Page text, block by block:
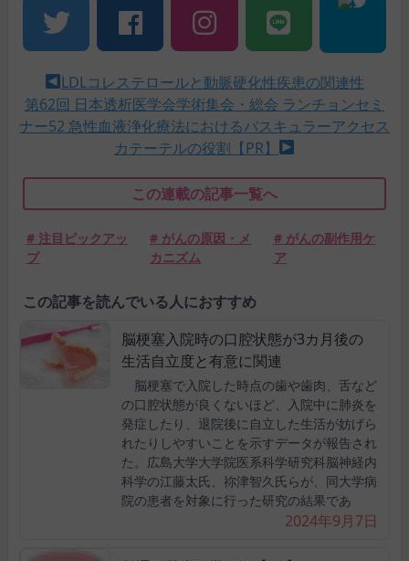
LDLコレステロールと動脈硬化性疾患の関連性
第62回 日本透析医学会学術集会・総会 ランチョンセミ
ナー52 急性血液浄化療法におけるバスキュラーアクセス
カテーテルの役割【PR】
この連載の記事一覧へ
# 注目ピックアッ
プ
# がんの原因・メ
カニズム
# がんの副作用ケ
ア
この記事を読んでいる人におすすめ
脳梗塞入院時の口腔状態が3カ月後の
生活自立度と有意に関連
脳梗塞で入院した時点の歯や歯肉、舌など
の口腔状態が良くないほど、入院中に肺炎を
発症したり、退院後に自立した生活が妨げら
れたりしやすいことを示すデータが報告され
た。広島大学大学院医系科学研究科脳神経内
科学の江藤太氏、祢津智久氏らが、同大学病
院の患者を対象に行った研究の結果であ
2024年9月7日